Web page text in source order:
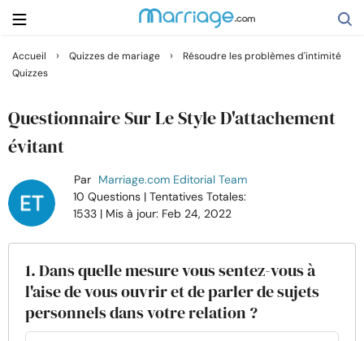
Rechercher
Se marier
Relations
Famille
Aide
Cours
Accueil › Quizzes de mariage ›
Résoudre les problèmes d'intimité
Quizzes
Questionnaire Sur Le Style D'attachement
évitant
Par Marriage.com Editorial Team
10 Questions | Tentatives Totales:
1533 | Mis à jour: Feb 24, 2022
1. Dans quelle mesure vous sentez-vous à
l'aise de vous ouvrir et de parler de sujets
personnels dans votre relation ?